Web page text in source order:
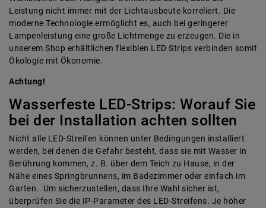
Leistung nicht immer mit der Lichtausbeute korreliert. Die
moderne Technologie ermöglicht es, auch bei geringerer
Lampenleistung eine große Lichtmenge zu erzeugen. Die in
unserem Shop erhältlichen flexiblen LED Strips verbinden somit
Ökologie mit Ökonomie.
Achtung!
Wasserfeste LED-Strips: Worauf Sie
bei der Installation achten sollten
Nicht alle LED-Streifen können unter Bedingungen installiert
werden, bei denen die Gefahr besteht, dass sie mit Wasser in
Berührung kommen, z. B. über dem Teich zu Hause, in der
Nähe eines Springbrunnens, im Badezimmer oder einfach im
Garten. Um sicherzustellen, dass Ihre Wahl sicher ist,
überprüfen Sie die IP-Parameter des LED-Streifens. Je höher